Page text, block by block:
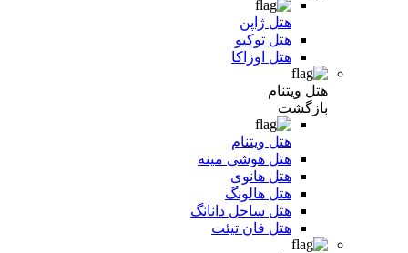
هتل ژاپن
هتل توکیو
هتل اوزاکا
هتل ویتنام
بازگشت
هتل ویتنام
هتل هوشی مینه
هتل هانوی
هتل هالونگ
هتل ساحل دانانگ
هتل فان تیئت